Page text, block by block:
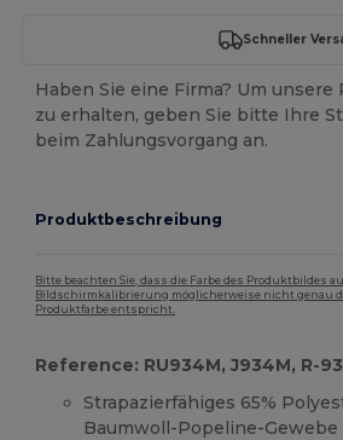
Schneller
Haben Sie eine Firma? Um
zu erhalten, geben Sie bitte Ihre
beim Zahlungsvorgang an.
Produktbeschreibung
Bitte beachten Sie, dass die Farbe des Produktbildes
Bildschirmkalibrierung möglicherweise nicht genau
Produktfarbe entspricht.
Reference: RU934M, J934M, R-
Strapazierfähiges 65%
Baumwoll-Popeline-Gewebe